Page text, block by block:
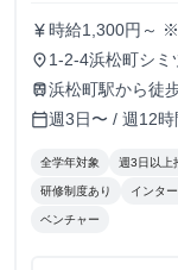
currency_yen 時給1,300円～
況により決定
place 1-2-4浜松町シミ
train浜松町駅から徒
calendar_today週3日〜 / 週12時
全学年対象 週3日以上
研修制度あり インタ
ベンチャー